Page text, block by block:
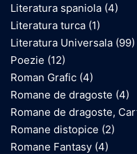
Literatura spaniola (4)
Literatura turca (1)
Literatura Universala (99)
Poezie (12)
Roman Grafic (4)
Romane de dragoste (4)
Romane de dragoste,
Romane distopice (2)
Romane Fantasy (4)